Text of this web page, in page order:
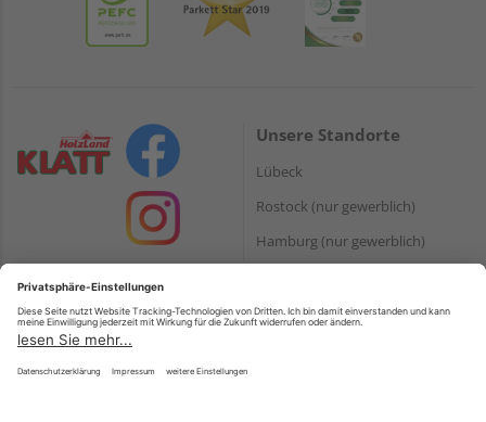
Unsere Standorte
Lübeck
Rostock (nur gewerblich)
Hamburg (nur gewerblich)
Zahlungsarten
Paypal
Onlineüberweisung